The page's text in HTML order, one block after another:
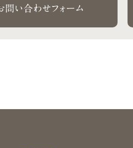
問い合わせフォーム